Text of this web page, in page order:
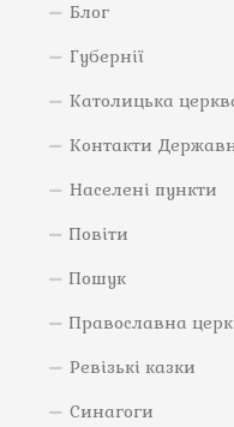
Блог
Губернії
Католицька
Контакти
Населені пункти
Повіти
Пошук
Православна
Ревізькі казки
Синагоги